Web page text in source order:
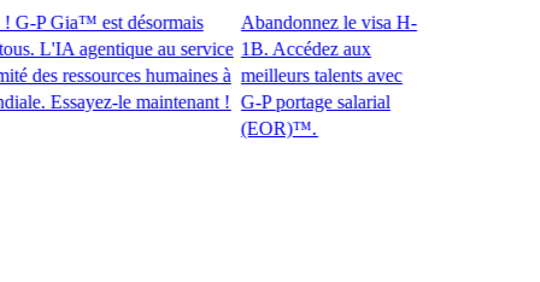
Gia™ est désormais
L'IA agentique au service
ressources humaines à
Essayez-le maintenant !​​
Abandonnez le visa H-
1B. Accédez aux
meilleurs talents avec
G-P portage salarial
(EOR)™.​​